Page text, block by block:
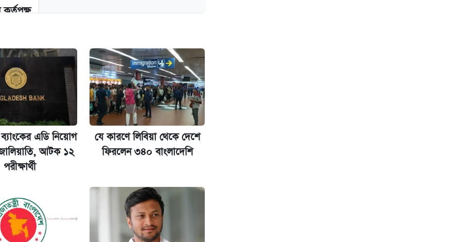
দাম ও ফিচার
যা
এডি নিয়োগ
আটক ১২
পরীক্ষার্থী
যে কারণে লিবিয়া থেকে দেশে
ফিরলেন ৩৪০ বাংলাদেশি